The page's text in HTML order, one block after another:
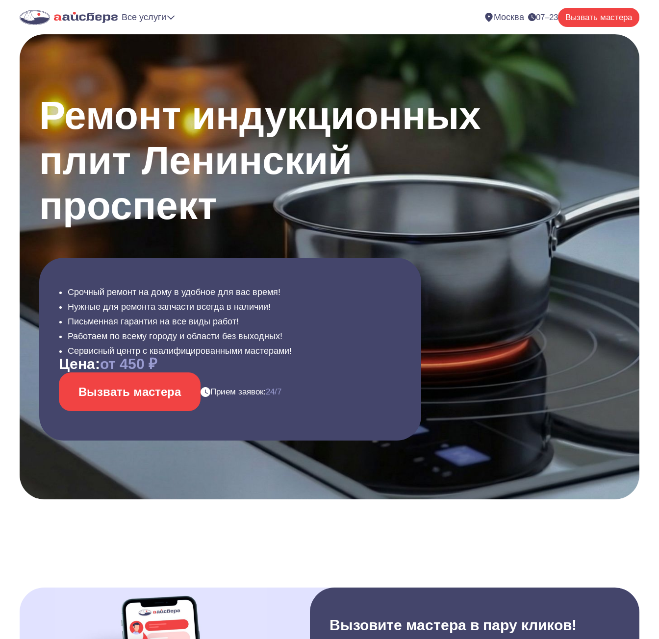
Все услуги Москва 07–23 Вызвать мастера
Ремонт индукционных
плит Ленинский
проспект
Срочный ремонт на дому в удобное для вас время!
Нужные для ремонта запчасти всегда в наличии!
Письменная гарантия на все виды работ!
Работаем по всему городу и области без выходных!
Сервисный центр с квалифицированными мастерами!
Цена:от 450 ₽
Вызвать мастера Прием заявок:24/7
Вызовите мастера в пару кликов!